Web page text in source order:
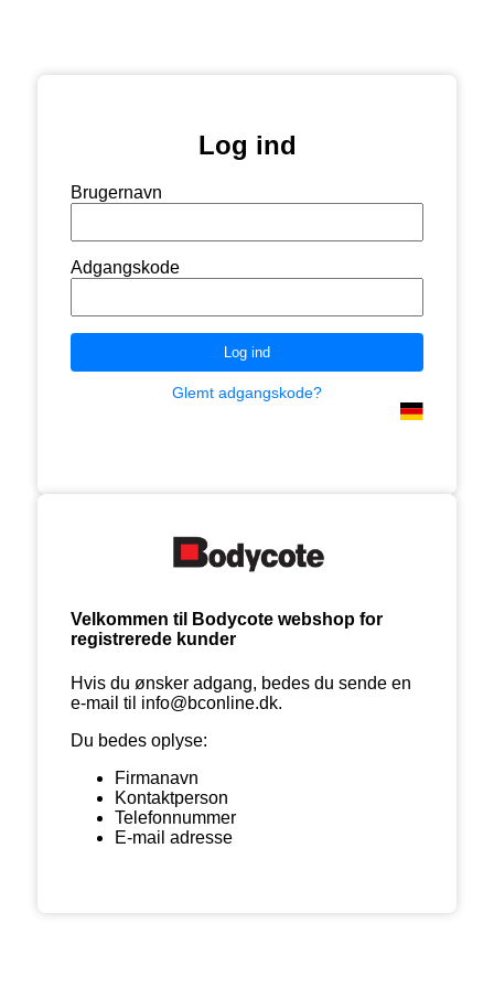
Log ind
Brugernavn
Adgangskode
Log ind
Glemt adgangskode?
Velkommen til Bodycote webshop for
registrerede kunder
Hvis du ønsker adgang, bedes du sende en
e-mail til info@bconline.dk.
Du bedes oplyse:
Firmanavn
Kontaktperson
Telefonnummer
E-mail adresse